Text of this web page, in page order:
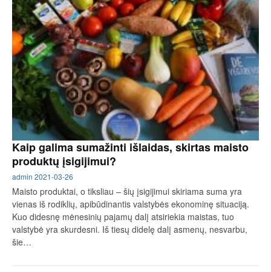
Kaip galima sumažinti išlaidas, skirtas maisto
produktų įsigijimui?
admin 2021-03-26
Maisto produktai, o tiksliau – šių įsigijimui skiriama suma yra
vienas iš rodiklių, apibūdinantis valstybės ekonominę situaciją.
Kuo didesnę mėnesinių pajamų dalį atsiriekia maistas, tuo
valstybė yra skurdesni. Iš tiesų didelę dalį asmenų, nesvarbu,
šie…